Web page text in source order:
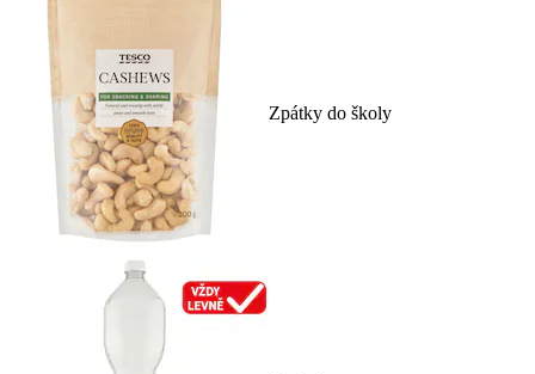
Zpátky do školy